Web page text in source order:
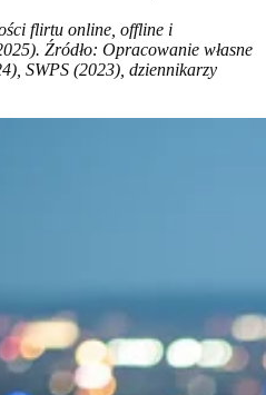
flirtu online, offline i
Źródło: Opracowanie własne
SWPS (2023), dziennikarzy